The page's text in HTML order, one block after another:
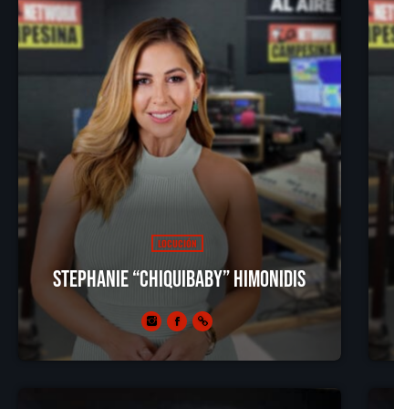
LOCUCIÓN
Stephanie “Chiquibaby” Himonidis
a;sdnfo;sinfd